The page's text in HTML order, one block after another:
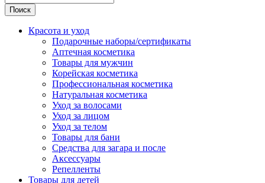
Поиск
Красота и уход
Подарочные наборы/сертификаты
Аптечная косметика
Товары для мужчин
Корейская косметика
Профессиональная косметика
Натуральная косметика
Уход за волосами
Уход за лицом
Уход за телом
Товары для бани
Средства для загара и после
Аксессуары
Репелленты
Товары для детей